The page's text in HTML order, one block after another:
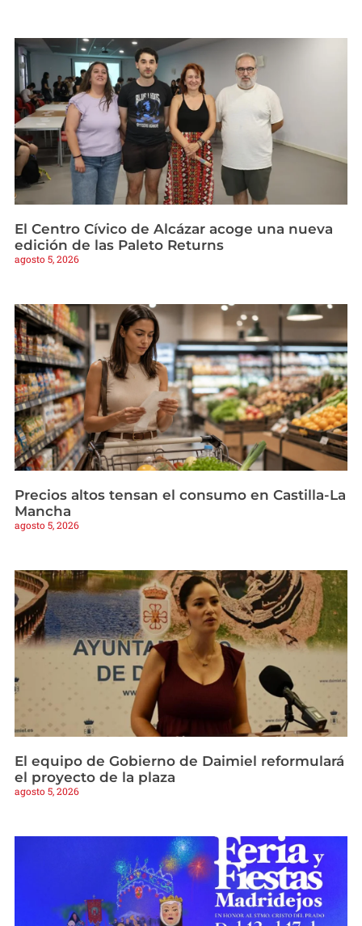
El Centro Cívico de Alcázar acoge una nueva
edición de las Paleto Returns
agosto 5, 2026
Precios altos tensan el consumo en Castilla-La
Mancha
agosto 5, 2026
El equipo de Gobierno de Daimiel reformulará
el proyecto de la plaza
agosto 5, 2026